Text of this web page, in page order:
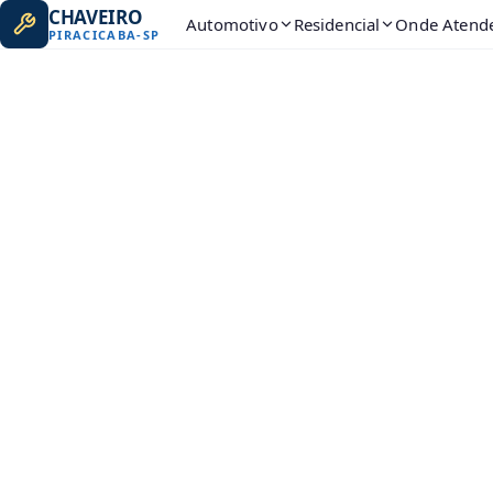
CHAVEIRO
PIRACICABA-SP Automotivo Residencial Onde